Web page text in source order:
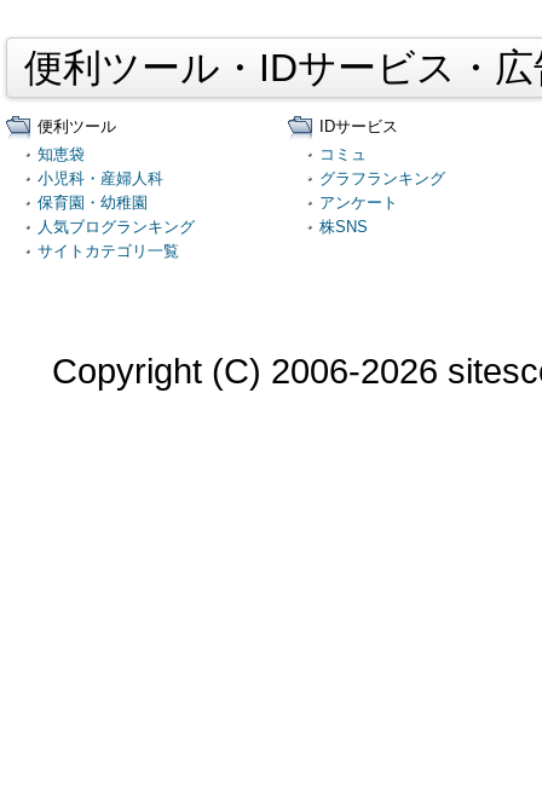
便利ツール・IDサービス・
便利ツール
知恵袋
小児科・産婦人科
保育園・幼稚園
人気ブログランキング
サイトカテゴリ一覧
IDサービス
コミュ
グラフランキング
アンケート
株SNS
Copyright (C) 2006-2026